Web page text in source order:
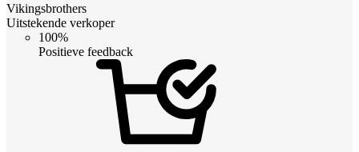
Vikingsbrothers
Uitstekende verkoper
100%
Positieve feedback